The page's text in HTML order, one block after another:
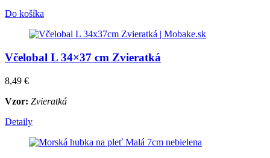
Do košíka
Včelobal L 34×37 cm Zvieratká
8,49 €
Vzor: Zvieratká
Detaily